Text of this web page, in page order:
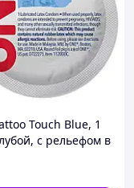
Touch Blue, 1
с рельефом в